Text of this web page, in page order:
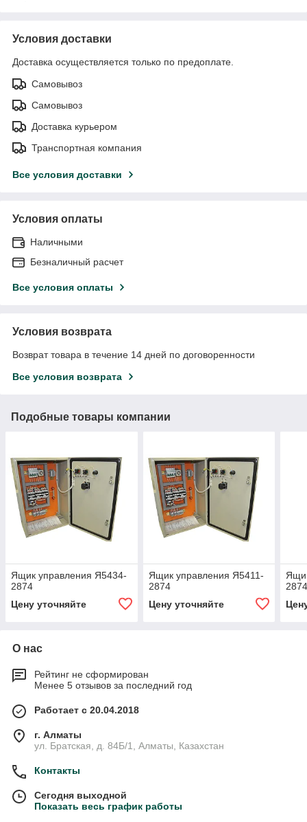
Условия доставки
Доставка осуществляется только по предоплате.
Самовывоз
Самовывоз
Доставка курьером
Транспортная компания
Все условия доставки
Условия оплаты
Наличными
Безналичный расчет
Все условия оплаты
Условия возврата
Возврат товара в течение 14 дней по договоренности
Все условия возврата
Подобные товары компании
Ящик управления Я5434-
2874
Цену уточняйте
Ящик управления Я5411-
2874
Цену уточняйте
О нас
Рейтинг не сформирован
Менее 5 отзывов за последний год
Работает с 20.04.2018
г. Алматы
ул. Братская, д. 84Б/1, Алматы, Казахстан
Контакты
Сегодня выходной
Показать весь график работы